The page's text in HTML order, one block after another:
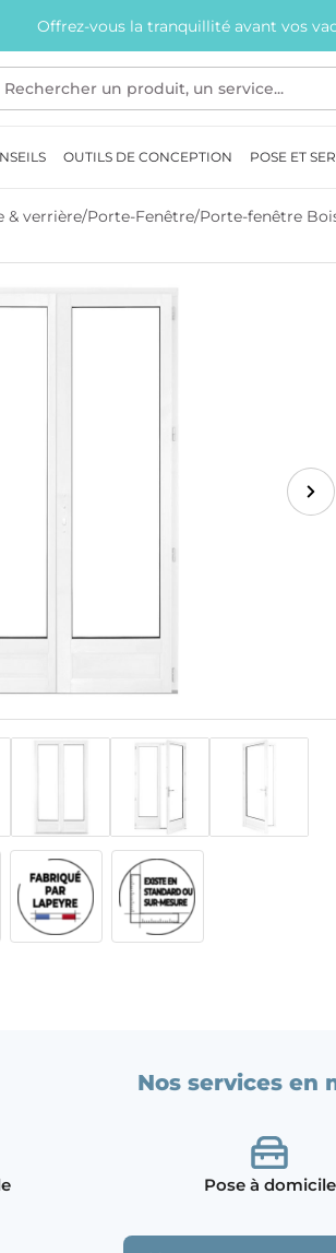
Offrez-vous la tranquillité avant vos
OUTILS DE CONCEPTION POSE ET
& verrière/Porte-Fenêtre/Porte-fenêtre
Nos services en
Pose à domicile